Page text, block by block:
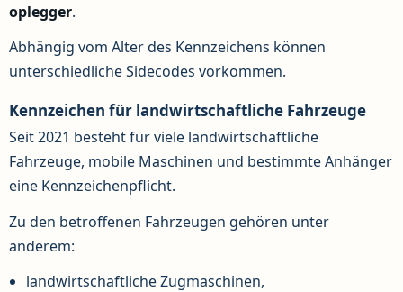
oplegger.
Abhängig vom Alter des Kennzeichens können
unterschiedliche Sidecodes vorkommen.
Kennzeichen für landwirtschaftliche Fahrzeuge
Seit 2021 besteht für viele landwirtschaftliche
Fahrzeuge, mobile Maschinen und bestimmte Anhänger
eine Kennzeichenpflicht.
Zu den betroffenen Fahrzeugen gehören unter
anderem:
landwirtschaftliche Zugmaschinen,